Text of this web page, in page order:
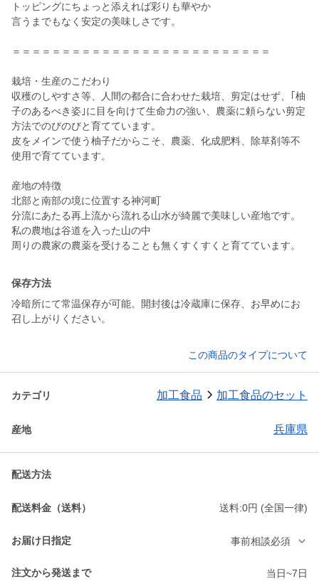
トッピングにちょっと添えれば彩りも華やか
言うまでもなく安定の美味しさです。
＝＝＝＝＝＝＝＝＝＝＝＝＝＝＝＝＝＝＝＝＝＝＝＝＝＝
栽培・生産のこだわり
収穫のしやすさ等、人間の都合に合わせた栽培、剪定はせず、｢柚
子のあるべき姿｣に目を向けて生命力の強い、農薬に頼らない剪定
方法でのびのびと育てています。
皮をメインで使う柚子だからこそ、農薬、化成肥料、除草剤等不
使用で育てています。
産地の特徴
北部と南部の境に位置する神河町
分流にあたる再上流から流れる山水が綺麗で美味しい産地です。
私の農地は谷道を入った山の中
保存方法
冷暗所にて常温保存が可能。開封後は冷蔵庫に保存、お早めにお
この商品のタイプについて
カテゴリ 加工食品 加工食品のセット
産地 兵庫県
配送方法
配送料金（送料） 送料:0円 (全国一律)
お届け日指定 事前相談必須
注文から発送まで 当日~7日